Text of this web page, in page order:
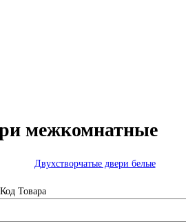
межкомнатные
Двухстворчатые двери белые
Код Товара